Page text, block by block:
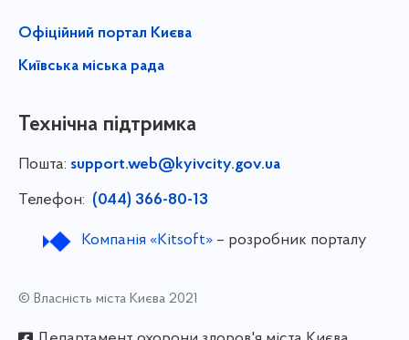
Офіційний портал Києва
Київська міська рада
Технічна підтримка
Пошта: support.web@kyivcity.gov.ua
Телефон: (044) 366-80-13
Компанія «Kitsoft»– розробник порталу
© Власність міста Києва 2021